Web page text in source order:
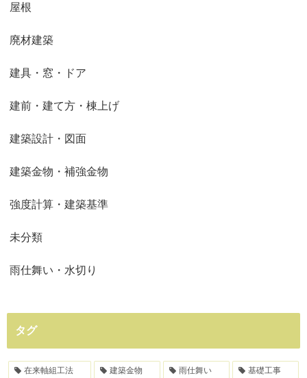
屋根
廃材建築
建具・窓・ドア
建前・建て方・棟上げ
建築設計・図面
建築金物・補強金物
強度計算・建築基準
未分類
雨仕舞い・水切り
タグ
在来軸組工法 建築金物 雨仕舞い 基礎工事